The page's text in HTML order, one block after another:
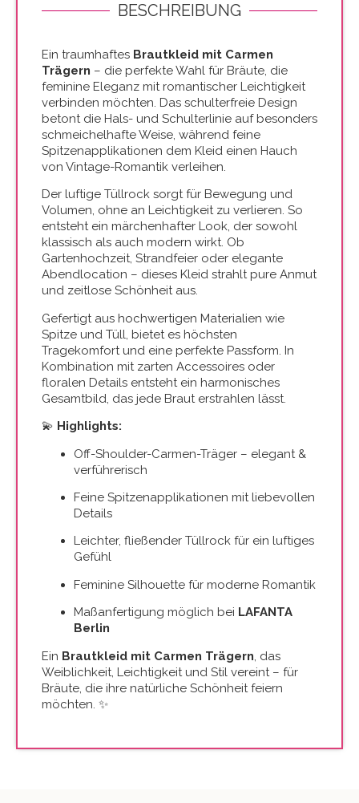
BESCHREIBUNG
Ein traumhaftes Brautkleid mit Carmen
Trägern – die perfekte Wahl für Bräute, die
feminine Eleganz mit romantischer Leichtigkeit
verbinden möchten. Das schulterfreie Design
betont die Hals- und Schulterlinie auf besonders
schmeichelhafte Weise, während feine
Spitzenapplikationen dem Kleid einen Hauch
von Vintage-Romantik verleihen.
Der luftige Tüllrock sorgt für Bewegung und
Volumen, ohne an Leichtigkeit zu verlieren. So
entsteht ein märchenhafter Look, der sowohl
klassisch als auch modern wirkt. Ob
Gartenhochzeit, Strandfeier oder elegante
Abendlocation – dieses Kleid strahlt pure Anmut
und zeitlose Schönheit aus.
Gefertigt aus hochwertigen Materialien wie
Spitze und Tüll, bietet es höchsten
Tragekomfort und eine perfekte Passform. In
Kombination mit zarten Accessoires oder
floralen Details entsteht ein harmonisches
Gesamtbild, das jede Braut erstrahlen lässt.
💫 Highlights:
Off-Shoulder-Carmen-Träger – elegant &
verführerisch
Feine Spitzenapplikationen mit liebevollen
Details
Leichter, fließender Tüllrock für ein luftiges
Gefühl
Feminine Silhouette für moderne Romantik
Maßanfertigung möglich bei LAFANTA
Berlin
Ein Brautkleid mit Carmen Trägern , das
Weiblichkeit, Leichtigkeit und Stil vereint – für
Bräute, die ihre natürliche Schönheit feiern
möchten. ✨